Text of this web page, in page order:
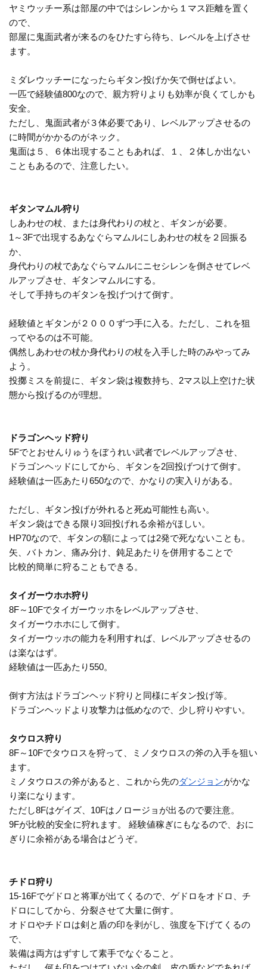
ヤミウッチー系は部屋の中ではシレンから１マス距離を置く
ので、
部屋に鬼面武者が来るのをひたすら待ち、レベルを上げさせ
ます。
ミダレウッチーになったらギタン投げか矢で倒せばよい。
一匹で経験値800なので、親方狩りよりも効率が良くてしかも
安全。
ただし、鬼面武者が３体必要であり、レベルアップさせるの
に時間がかかるのがネック。
鬼面は５、６体出現することもあれば、１、２体しか出ない
こともあるので、注意したい。
ギタンマムル狩り
しあわせの杖、または身代わりの杖と、ギタンが必要。
1～3Fで出現するあなぐらマムルにしあわせの杖を２回振る
か、
身代わりの杖であなぐらマムルにニセシレンを倒させてレベ
ルアップさせ、ギタンマムルにする。
そして手持ちのギタンを投げつけて倒す。
経験値とギタンが２０００ずつ手に入る。ただし、これを狙
ってやるのは不可能。
偶然しあわせの杖か身代わりの杖を入手した時のみやってみ
よう。
投擲ミスを前提に、ギタン袋は複数持ち、2マス以上空けた状
態から投げるのが理想。
ドラゴンヘッド狩り
5Fでとおせんりゅうをぼうれい武者でレベルアップさせ、
ドラゴンヘッドにしてから、ギタンを2回投げつけて倒す。
経験値は一匹あたり650なので、かなりの実入りがある。
ただし、ギタン投げが外れると死ぬ可能性も高い。
ギタン袋はできる限り3回投げれる余裕がほしい。
HP70なので、ギタンの額によっては2発で死なないことも。
矢、バトカン、痛み分け、鈍足あたりを併用することで
比較的簡単に狩ることもできる。
タイガーウホホ狩り
8F～10Fでタイガーウッホをレベルアップさせ、
タイガーウホホにして倒す。
タイガーウッホの能力を利用すれば、レベルアップさせるの
は楽なはず。
経験値は一匹あたり550。
倒す方法はドラゴンヘッド狩りと同様にギタン投げ等。
ドラゴンヘッドより攻撃力は低めなので、少し狩りやすい。
タウロス狩り
8F～10Fでタウロスを狩って、ミノタウロスの斧の入手を狙い
ます。
ミノタウロスの斧があると、これから先のダンジョンがかな
り楽になります。
ただし8Fはゲイズ、10Fはノロージョが出るので要注意。
9Fが比較的安全に狩れます。 経験値稼ぎにもなるので、おに
ぎりに余裕がある場合はどうぞ。
チドロ狩り
15-16Fでゲドロと将軍が出てくるので、ゲドロをオドロ、チ
ドロにしてから、分裂させて大量に倒す。
オドロやチドロは剣と盾の印を剥がし、強度を下げてくるの
で、
装備は両方はずすして素手でなぐること。